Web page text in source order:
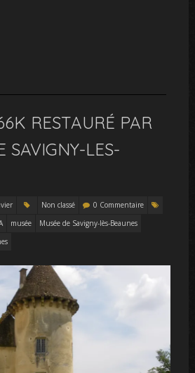
RESTAURÉ PAR
SAVIGNY-LES-
Non classé
0 Commentaire
musée
Musée de Savigny-lès-Beaunes